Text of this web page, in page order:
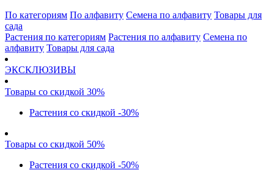
По категориям По алфавиту Семена по алфавиту Товары для
сада
Растения по категориям Растения по алфавиту Семена по
алфавиту Товары для сада
ЭКСКЛЮЗИВЫ
Товары со скидкой 30%
Растения со скидкой -30%
Товары со скидкой 50%
Растения со скидкой -50%